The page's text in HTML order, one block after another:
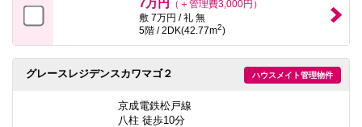
（＋管理費3,000円）
敷 7万円 / 礼 無
5階 / 2DK(42.77m2)
ハウスメイト管理物件
グレースレジデンスカワマゴ２
京成電鉄松戸線
八柱 徒歩10分